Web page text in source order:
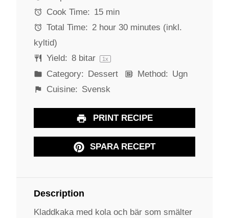
r
r
s
r
s
r
s
Cook Time: 15 min
Total Time: 2 hour 30 minutes (inkl.
kyltid)
Yield: 8bitar 1x
Category: Dessert Method: Ugn
Cuisine: Svensk
PRINT RECIPE
SPARA RECEPT
Description
Kladdkaka med kola och bär som smälter